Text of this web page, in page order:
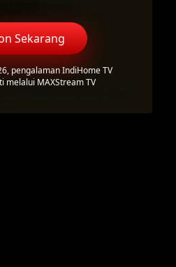
Sekarang
pengalaman IndiHome TV
melalui MAXStream TV